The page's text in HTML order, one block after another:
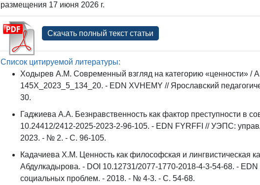
размещения 17 июня 2026 г.
Скачать полный текст статьи
Список цитируемой литературы:
Ходырев А.М. Современный взгляд на категорию «ценности» /
145X_2023_5_134_20. - EDN XVHEMY // Ярославский
30.
Гаджиева А.А. Безнравственность как фактор преступности в
10.24412/2412-2025-2023-2-96-105. - EDN FYRFFI // УЭПС:
2023. - № 2. - С. 96-105.
Кадачиева Х.М. Ценность как философская и лингвистическая
Абдулкадырова. - DOI 10.12731/2077-1770-2018-4-3-54-68. -
социальных проблем. - 2018. - № 4-3. - С. 54-68.